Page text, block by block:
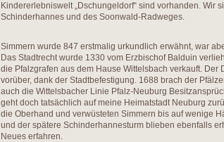
Kindererlebniswelt „Dschungeldorf“ sind vorhanden. Wir
Schinderhannes und des Soonwald-Radweges.
Simmern wurde 847 erstmalig urkundlich erwähnt, war
Das Stadtrecht wurde 1330 vom Erzbischof Balduin
die Pfalzgrafen aus dem Hause Wittelsbach verkauft.
vorüber, dank der Stadtbefestigung. 1688 brach der
auch die Wittelsbacher Linie Pfalz-Neuburg
geht doch tatsächlich auf meine Heimatstadt Neuburg
die Oberhand und verwüsteten Simmern bis auf wenige
und der spätere Schinderhannesturm blieben ebenfalls
Neues erfahren.